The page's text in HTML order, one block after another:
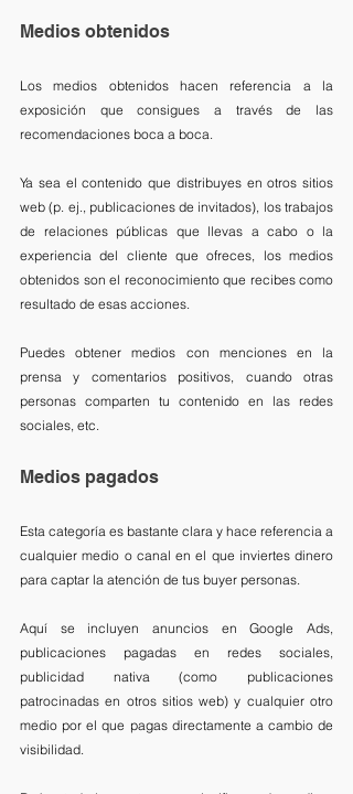
Medios obtenidos
Los medios obtenidos hacen referencia a la
exposición que consigues a través de las
recomendaciones boca a boca.
Ya sea el contenido que distribuyes en otros sitios
web (p. ej., publicaciones de invitados), los trabajos
de relaciones públicas que llevas a cabo o la
experiencia del cliente que ofreces, los medios
obtenidos son el reconocimiento que recibes como
resultado de esas acciones.
Puedes obtener medios con menciones en la
prensa y comentarios positivos, cuando otras
personas comparten tu contenido en las redes
sociales, etc.
Medios pagados
Esta categoría es bastante clara y hace referencia a
cualquier medio o canal en el que inviertes dinero
para captar la atención de tus buyer personas.
Aquí se incluyen anuncios en Google Ads,
publicaciones pagadas en redes sociales,
publicidad nativa (como publicaciones
patrocinadas en otros sitios web) y cualquier otro
medio por el que pagas directamente a cambio de
visibilidad.